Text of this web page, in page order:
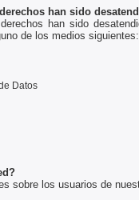
han sido
han sido
de los medios siguientes:
Datos
sobre los usuarios de